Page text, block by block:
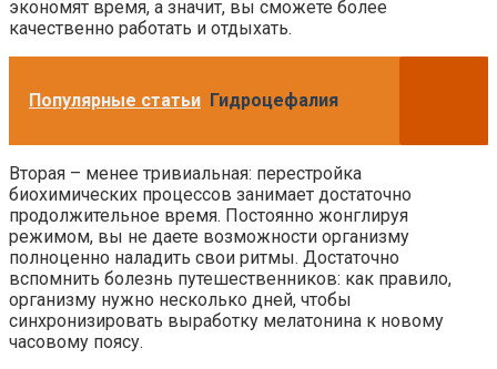
экономят время, а значит, вы сможете более
качественно работать и отдыхать.
Популярные статьи Гидроцефалия
Вторая – менее тривиальная: перестройка
биохимических процессов занимает достаточно
продолжительное время. Постоянно жонглируя
режимом, вы не даете возможности организму
полноценно наладить свои ритмы. Достаточно
вспомнить болезнь путешественников: как правило,
организму нужно несколько дней, чтобы
синхронизировать выработку мелатонина к новому
часовому поясу.